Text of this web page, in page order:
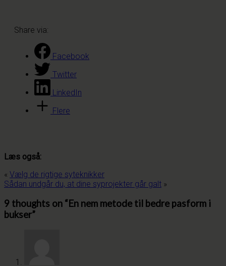
Share via:
Facebook
Twitter
LinkedIn
Flere
Læs også:
« Vælg de rigtige syteknikker
Sådan undgår du, at dine syprojekter går galt »
9 thoughts on “En nem metode til bedre pasform i
bukser”